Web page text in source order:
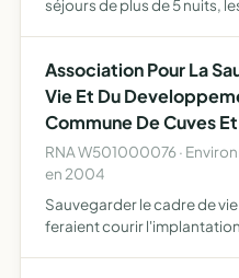
séjours de plus de 5 nuits,
Association Pour La
Vie Et Du
Commune De Cuves
RNA W501000076 ·
en 2004
Sauvegarder le cadre de
feraient courir